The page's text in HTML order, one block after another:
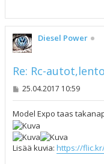
Diesel Power
Re: Rc-
V
s
t
i
25.04.2017 10:59
Model Expo taas
Lisää kuvia: https://